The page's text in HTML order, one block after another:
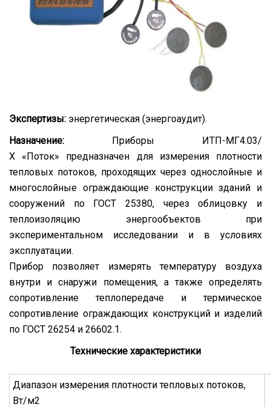
Экспертизы: энергетическая (энергоаудит).
Назначение: Приборы ИТП-МГ4.03/
Х «Поток» предназначен для измерения плотности
тепловых потоков, проходящих через однослойные и
многослойные ограждающие конструкции зданий и
сооружений по ГОСТ 25380, через облицовку и
теплоизоляцию энергообъектов при
экспериментальном исследовании и в условиях
эксплуатации.
Прибор позволяет измерять температуру воздуха
внутри и снаружи помещения, а также определять
сопротивление теплопередаче и термическое
сопротивление ограждающих конструкций и изделий
по ГОСТ 26254 и 26602.1.
Технические характеристики
Диапазон измерения плотности тепловых потоков,
Вт/м2